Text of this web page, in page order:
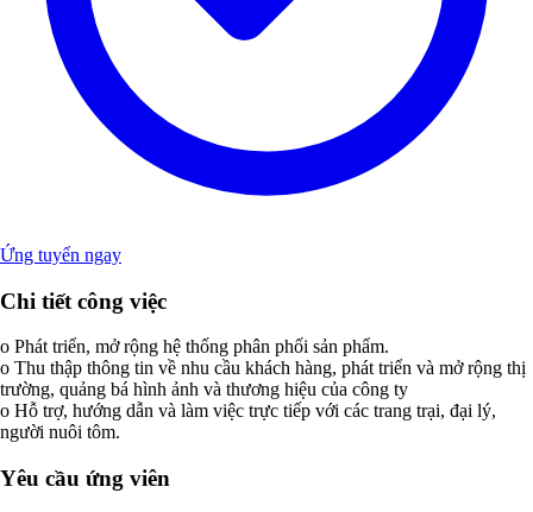
Ứng tuyển ngay
Chi tiết công việc
o Phát triển, mở rộng hệ thống phân phối sản phẩm.
o Thu thập thông tin về nhu cầu khách hàng, phát triển và mở rộng thị
trường, quảng bá hình ảnh và thương hiệu của công ty
o Hỗ trợ, hướng dẫn và làm việc trực tiếp với các trang trại, đại lý,
người nuôi tôm.
Yêu cầu ứng viên